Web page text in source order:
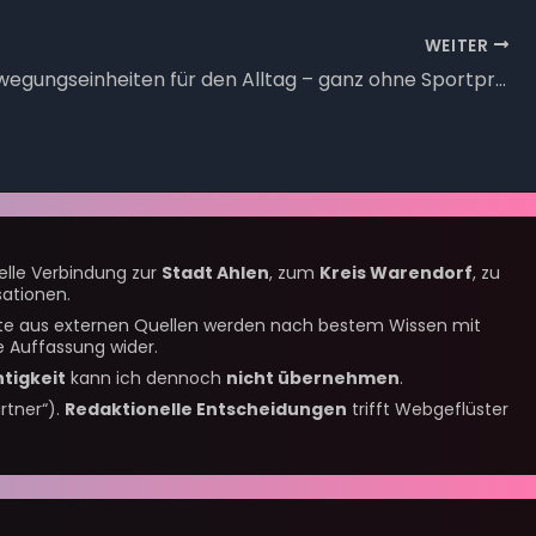
WEITER
Kleine Bewegungseinheiten für den Alltag – ganz ohne Sportprogramm
Verbindung zur Stadt Ahlen, zum Kreis Warendorf, zu
aus externen Quellen werden nach bestem Wissen mit
wider.
kann ich dennoch nicht übernehmen.
Redaktionelle Entscheidungen trifft Webgeflüster